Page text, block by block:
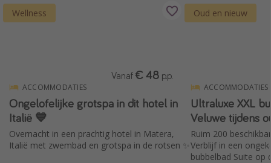
Wellness
ACCOMMODATIES
Ongelofelijke grotspa in dit hotel in
Italië 💙
Overnacht in een prachtig hotel in Matera,
Italië met zwembad en grotspa in de rotsen ✨
Vanaf € 48 p.p.
Oud en nieuw
ACCOMMODATIES
Ultraluxe XXL
Veluwe tijdens
Ruim 200
Verblijf in een
bubbelbad Suite op